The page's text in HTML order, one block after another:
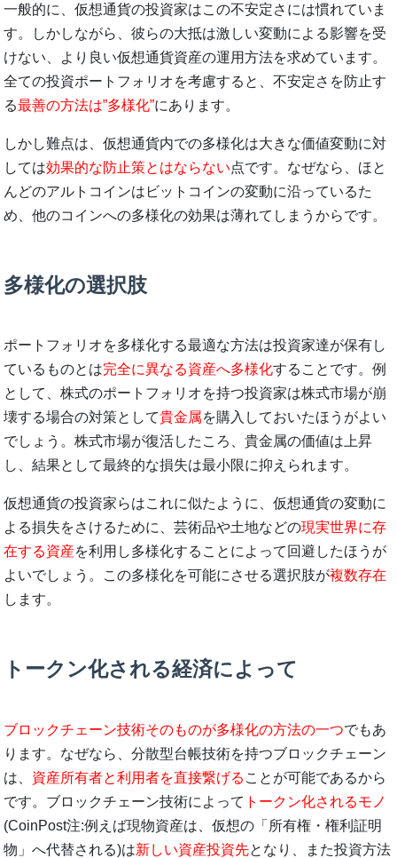
一般的に、仮想通貨の投資家はこの不安定さには慣れていま
す。しかしながら、彼らの大抵は激しい変動による影響を受
けない、より良い仮想通貨資産の運用方法を求めています。
全ての投資ポートフォリオを考慮すると、不安定さを防止す
る最善の方法は”多様化”にあります。
しかし難点は、仮想通貨内での多様化は大きな価値変動に対
しては効果的な防止策とはならない点です。なぜなら、ほと
んどのアルトコインはビットコインの変動に沿っているた
め、他のコインへの多様化の効果は薄れてしまうからです。
多様化の選択肢
ポートフォリオを多様化する最適な方法は投資家達が保有し
ているものとは完全に異なる資産へ多様化することです。例
として、株式のポートフォリオを持つ投資家は株式市場が崩
壊する場合の対策として貴金属を購入しておいたほうがよい
でしょう。株式市場が復活したころ、貴金属の価値は上昇
し、結果として最終的な損失は最小限に抑えられます。
仮想通貨の投資家らはこれに似たように、仮想通貨の変動に
よる損失をさけるために、芸術品や土地などの現実世界に存
在する資産を利用し多様化することによって回避したほうが
よいでしょう。この多様化を可能にさせる選択肢が複数存在
します。
トークン化される経済によって
ブロックチェーン技術そのものが多様化の方法の一つでもあ
ります。なぜなら、分散型台帳技術を持つブロックチェーン
は、 資産所有者と利用者を直接繋げる ことが可能であるから
です。ブロックチェーン技術によって トークン化されるモノ
(CoinPost注:例えば現物資産は、仮想の「所有権・権利証明
物」へ代替される)は新しい資産投資先となり、また投資方法